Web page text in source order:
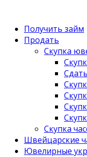
Получить займ
Продать
Скупка
Скупка
Швейцарские
Ювелирные